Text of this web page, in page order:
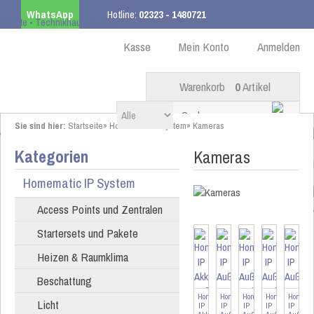
WhatsApp Hotline: 02323 - 1480721
ab 99,00 € innerhalb DE Anmelden
Mein Konto
Kasse
Warenkorb 0Artikel
Sie sind hier: Startseite» Homematic IP System» Kameras
Kategorien
Homematic IP System
Access Points und Zentralen
Startersets und Pakete
Heizen & Raumklima
Beschattung
Licht
Kameras
Homematic
IP
Homematic
IP
Homematic
IP
Homematic
IP
IP